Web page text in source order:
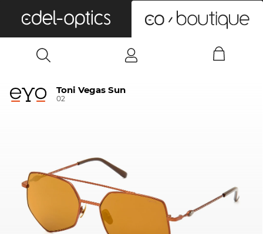
Toni Vegas Sun
02